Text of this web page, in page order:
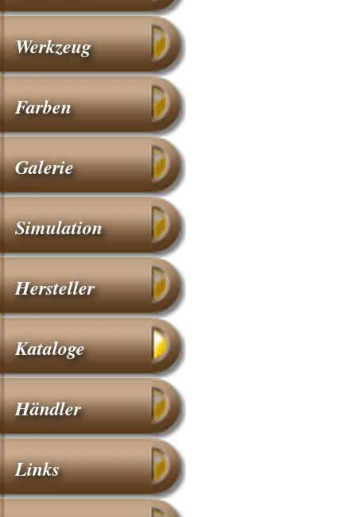
Werkzeug
Farben
Galerie
Simulation
Hersteller
Kataloge
Händler
Links